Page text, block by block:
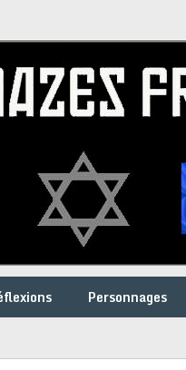
Personnages